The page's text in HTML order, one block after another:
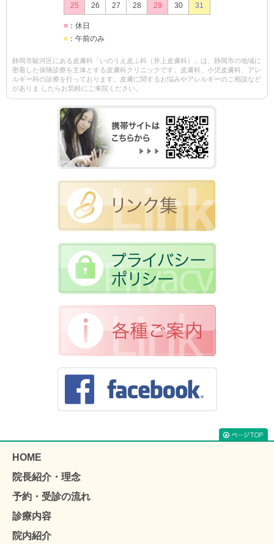
25
26 27 28 29 30 31
■ ：休日
■ ：午前のみ
静岡市駿河区にある皮膚科「いのうえ皮ふ科（井上皮膚科）」は、静岡市の地域に
密着した保険診療を主体とする皮膚科クリニックです。皮膚科、小児皮膚科、アレ
ルギー科の診療を行っております。皮膚に関するお悩みやアレルギーのご相談など
がありま したらお気軽にご来院ください。
HOME
院長紹介・理念
予約・受診の流れ
診療内容
院内紹介